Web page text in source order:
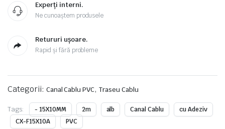
Experți interni.
Ne cunoaștem produsele
Retururi ușoare.
Rapid și fără probleme
Categorii: Canal Cablu PVC,Traseu Cablu
Tags: - 15X10MM 2m alb Canal Cablu
cu Adeziv
CX-F15X10A
PVC